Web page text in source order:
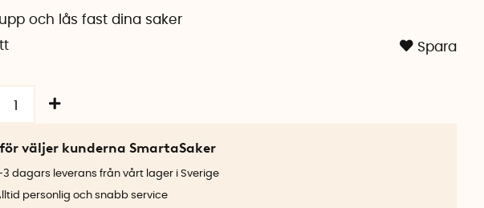
och lås fast dina saker
Spara
väljer kunderna SmartaSaker
3 dagars leverans från vårt lager i Sverige
personlig och snabb service